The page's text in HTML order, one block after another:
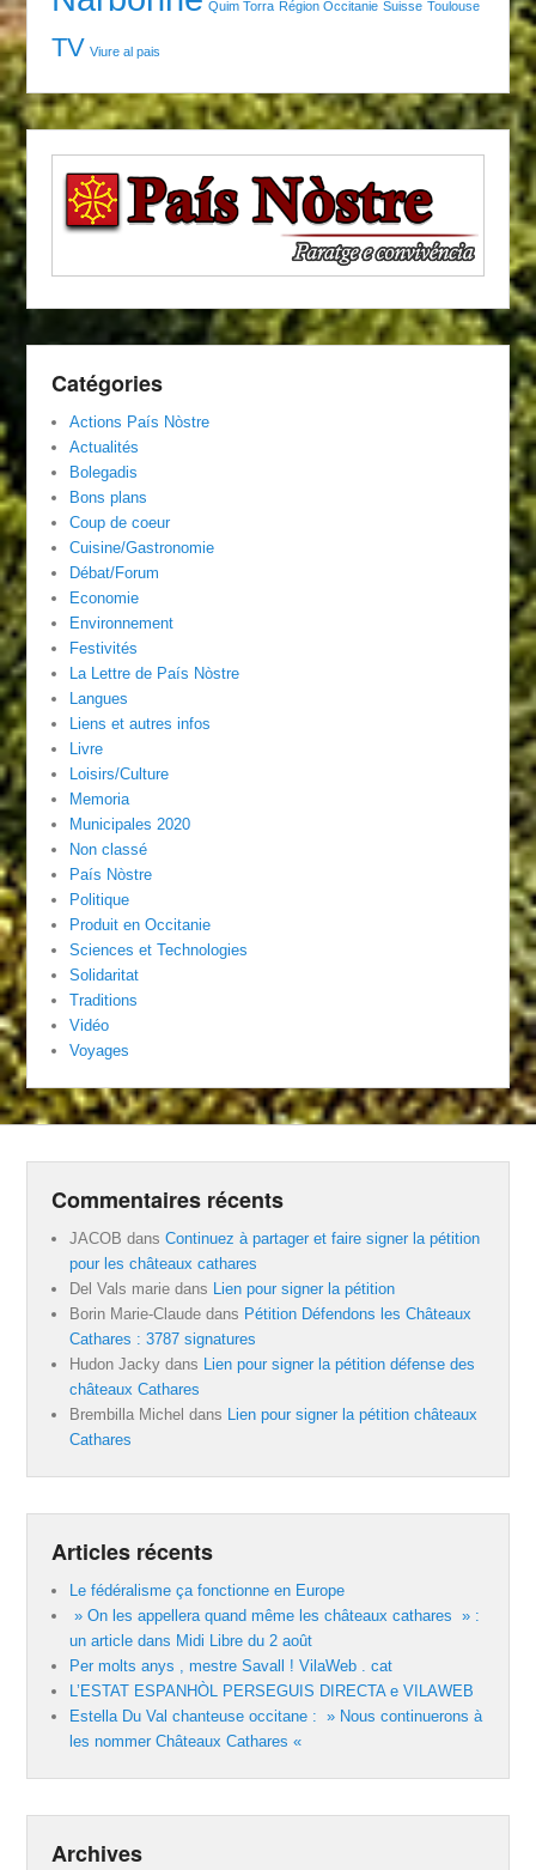
Quim Torra Région Occitanie Suisse Toulouse
TV Viure al pais
Catégories
Actions País Nòstre
Actualités
Bolegadis
Bons plans
Coup de coeur
Cuisine/Gastronomie
Débat/Forum
Economie
Environnement
Festivités
La Lettre de País Nòstre
Langues
Liens et autres infos
Livre
Loisirs/Culture
Memoria
Municipales 2020
Non classé
País Nòstre
Politique
Produit en Occitanie
Sciences et Technologies
Solidaritat
Traditions
Vidéo
Voyages
Commentaires récents
JACOB dansContinuez à partager et faire signer la pétition
pour les châteaux cathares
Del Vals marie dans
Lien pour signer la pétition
Borin Marie-Claude dans Pétition Défendons les Châteaux
Cathares : 3787 signatures
Hudon Jacky dans
Lien pour signer la pétition défense des
châteaux Cathares
Brembilla Michel dans
Lien pour signer la pétition châteaux
Cathares
Articles récents
Le fédéralisme ça fonctionne en Europe
» On les appellera quand même les châteaux cathares » :
un article dans Midi Libre du 2 août
Per molts anys , mestre Savall ! VilaWeb . cat
L’ESTAT ESPANHÒL PERSEGUIS DIRECTA e VILAWEB
Estella Du Val chanteuse occitane : » Nous continuerons à
les nommer Châteaux Cathares «
Archives